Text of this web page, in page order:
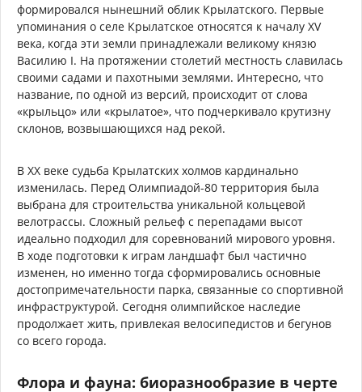
формировался нынешний облик Крылатского. Первые
упоминания о селе Крылатское относятся к началу XV
века, когда эти земли принадлежали великому князю
Василию I. На протяжении столетий местность славилась
своими садами и пахотными землями. Интересно, что
название, по одной из версий, происходит от слова
«крыльцо» или «крылатое», что подчеркивало крутизну
склонов, возвышающихся над рекой.
В XX веке судьба Крылатских холмов кардинально
изменилась. Перед Олимпиадой-80 территория была
выбрана для строительства уникальной кольцевой
велотрассы. Сложный рельеф с перепадами высот
идеально подходил для соревнований мирового уровня.
В ходе подготовки к играм ландшафт был частично
изменен, но именно тогда сформировались основные
достопримечательности парка, связанные со спортивной
инфраструктурой. Сегодня олимпийское наследие
продолжает жить, привлекая велосипедистов и бегунов
со всего города.
Флора и фауна: биоразнообразие в черте